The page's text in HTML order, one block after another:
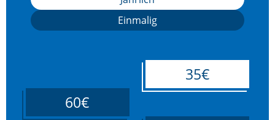
Einmalig
35€
60€